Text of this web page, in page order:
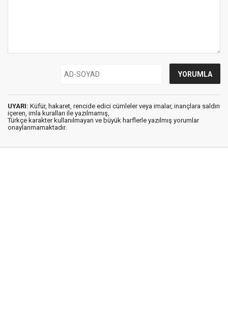
UYARI: Küfür, hakaret, rencide edici cümleler veya imalar, inançlara saldırı
içeren, imla kuralları ile yazılmamış,
Türkçe karakter kullanılmayan ve büyük harflerle yazılmış yorumlar
onaylanmamaktadır.